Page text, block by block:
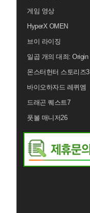
게임 영상
HyperX OMEN
브이 라이징
일곱 개의 대죄: Origin
몬스터헌터 스토리즈3
바이오하자드 레퀴엠
드래곤 퀘스트7
풋볼 매니저26